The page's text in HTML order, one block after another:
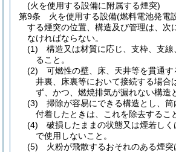
(火を使用する設備に附属する煙突)
第9条
火を使用する設備(燃料電池発電
する煙突の位置、構造及び管理は、次
なければならない。
(1)
構造又は材質に応じ、支枠、支
ること。
(2)
可燃性の壁、床、天井等を貫通
井裏、床裏等において接続する場合
ず、かつ、燃焼排気が漏れない構造
(3)
掃除が容易にできる構造とし、
付着したときは、これを除去するこ
(4)
破損したままの状態又は煙若し
で使用しないこと。
(5)
火粉が飛散するおそれのある煙